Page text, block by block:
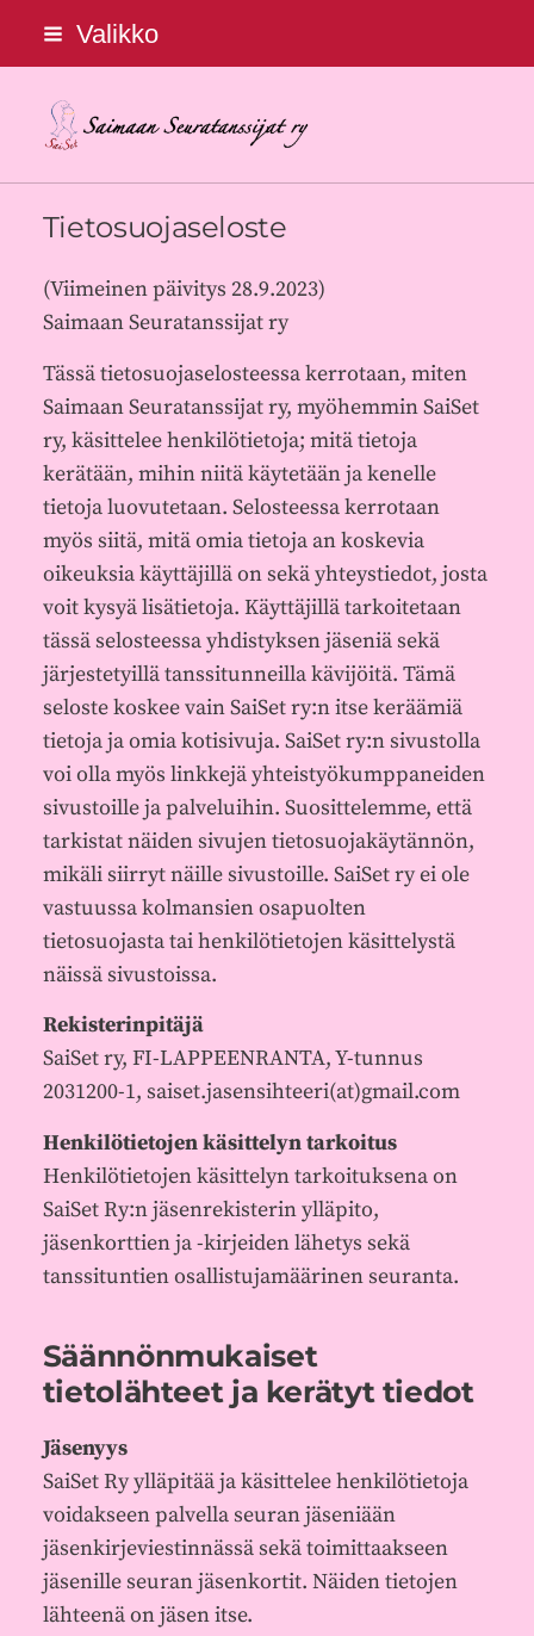
Siirry
sivun
sisältöön
Valikko
Saimaan Seuratanssijat ry
Tietosuojaseloste
(Viimeinen päivitys 28.9.2023)
Saimaan Seuratanssijat ry
Tässä tietosuojaselosteessa kerrotaan, miten
Saimaan Seuratanssijat ry, myöhemmin SaiSet
ry, käsittelee henkilötietoja; mitä tietoja
kerätään, mihin niitä käytetään ja kenelle
tietoja luovutetaan. Selosteessa kerrotaan
myös siitä, mitä omia tietoja an koskevia
oikeuksia käyttäjillä on sekä yhteystiedot, josta
voit kysyä lisätietoja. Käyttäjillä tarkoitetaan
tässä selosteessa yhdistyksen jäseniä sekä
järjestetyillä tanssitunneilla kävijöitä. Tämä
seloste koskee vain SaiSet ry:n itse keräämiä
tietoja ja omia kotisivuja. SaiSet ry:n sivustolla
voi olla myös linkkejä yhteistyökumppaneiden
sivustoille ja palveluihin. Suosittelemme, että
tarkistat näiden sivujen tietosuojakäytännön,
mikäli siirryt näille sivustoille. SaiSet ry ei ole
vastuussa kolmansien osapuolten
tietosuojasta tai henkilötietojen käsittelystä
näissä sivustoissa.
Rekisterinpitäjä
SaiSet ry, FI-LAPPEENRANTA, Y-tunnus
2031200-1, saiset.jasensihteeri(at)gmail.com
Henkilötietojen käsittelyn tarkoitus
Henkilötietojen käsittelyn tarkoituksena on
SaiSet Ry:n jäsenrekisterin ylläpito,
jäsenkorttien ja -kirjeiden lähetys sekä
tanssituntien osallistujamäärinen seuranta.
Säännönmukaiset
tietolähteet ja kerätyt tiedot
Jäsenyys
SaiSet Ry ylläpitää ja käsittelee henkilötietoja
voidakseen palvella seuran jäseniään
jäsenkirjeviestinnässä sekä toimittaakseen
jäsenille seuran jäsenkortit. Näiden tietojen
lähteenä on jäsen itse.